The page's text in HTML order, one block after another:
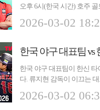
오후 6시(한국 시간) 호주
2026-03-02
한국 야구 대표팀이 한신 타
다. 류지현 감독이 이끄는
2026-03-02